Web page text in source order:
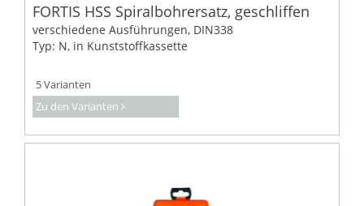
FORTIS HSS Spiralbohrersatz, geschliffen
verschiedene Ausführungen, DIN338
Typ: N, in Kunststoffkassette
5 Varianten
Zu den Varianten